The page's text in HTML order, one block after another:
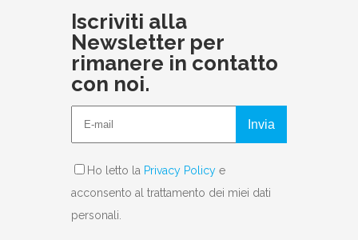
Iscriviti alla
Newsletter per
rimanere in contatto
con noi.
Invia
Ho letto la Privacy Policy e
acconsento al trattamento dei miei dati
personali.